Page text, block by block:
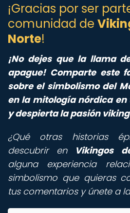
¡Gracias por ser
comunidad de
Norte!
¡No dejes que la llama
apague! Comparte este
sobre el simbolismo del
en la mitología nórdica en
y despierta la pasión
¿Qué otras historias
descubrir en
Vikingos
alguna experiencia
simbolismo que quieras
tus comentarios y únete a